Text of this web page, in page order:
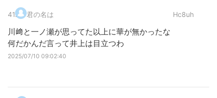
41. 君の名は Hc8uh
川﨑と一ノ瀬が思ってた以上に華が無かったな
何だかんだ言って井上は目立つわ
2025/07/10 09:02:40